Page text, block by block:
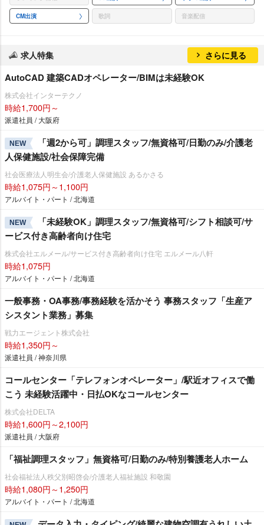
CM出演 歌詞 音楽配信
求人特集 さらに見る
AutoCAD 建築CADオペレーター/BIMは未経験OK
株式会社インターテクノ
時給1,700円～
派遣社員 / 大阪府
NEW
「週2から可」調理スタッフ/無資格可/日勤のみ/介護老
人保健施設/社会保障完備
社会医療法人明生会/介護老人保健施設 あるかさる
時給1,075円～1,100円
アルバイト・パート / 北海道
NEW
「未経験OK」調理スタッフ/無資格可/シフト相談可/サ
ービス付き高齢者向け住宅
株式会社エルメール/サービス付き高齢者向け住宅 エルメール八軒
時給1,075円
アルバイト・パート / 北海道
一般事務・OA事務/事務経験を活かそう 事務スタッフ「生産ア
シスタント業務」募集
戦力エージェント株式会社
時給1,350円～
派遣社員 / 神奈川県
コールセンター「テレフォンオペレーター」/駅近オフィスで働
こう 未経験活躍中・日払OKなコールセンター
株式会社DELTA
時給1,600円～2,100円
派遣社員 / 大阪府
「福祉調理スタッフ」無資格可/日勤のみ/特別養護老人ホーム
社会福祉法人秩父別昭啓会/介護老人福祉施設 和敬園
時給1,080円～1,250円
アルバイト・パート / 北海道